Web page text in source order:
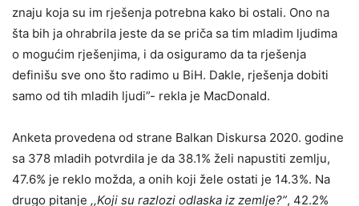
znaju koja su im rješenja potrebna kako bi ostali. Ono na
šta bih ja ohrabrila jeste da se priča sa tim mladim ljudima
o mogućim rješenjima, i da osiguramo da ta rješenja
definišu sve ono što radimo u BiH. Dakle, rješenja dobiti
samo od tih mladih ljudi”- rekla je MacDonald.
Anketa provedena od strane Balkan Diskursa 2020. godine
sa 378 mladih potvrdila je da 38.1% želi napustiti zemlju,
47.6% je reklo možda, a onih koji žele ostati je 14.3%. Na
drugo pitanje ,,Koji su razlozi odlaska iz zemlje?”, 42.2%